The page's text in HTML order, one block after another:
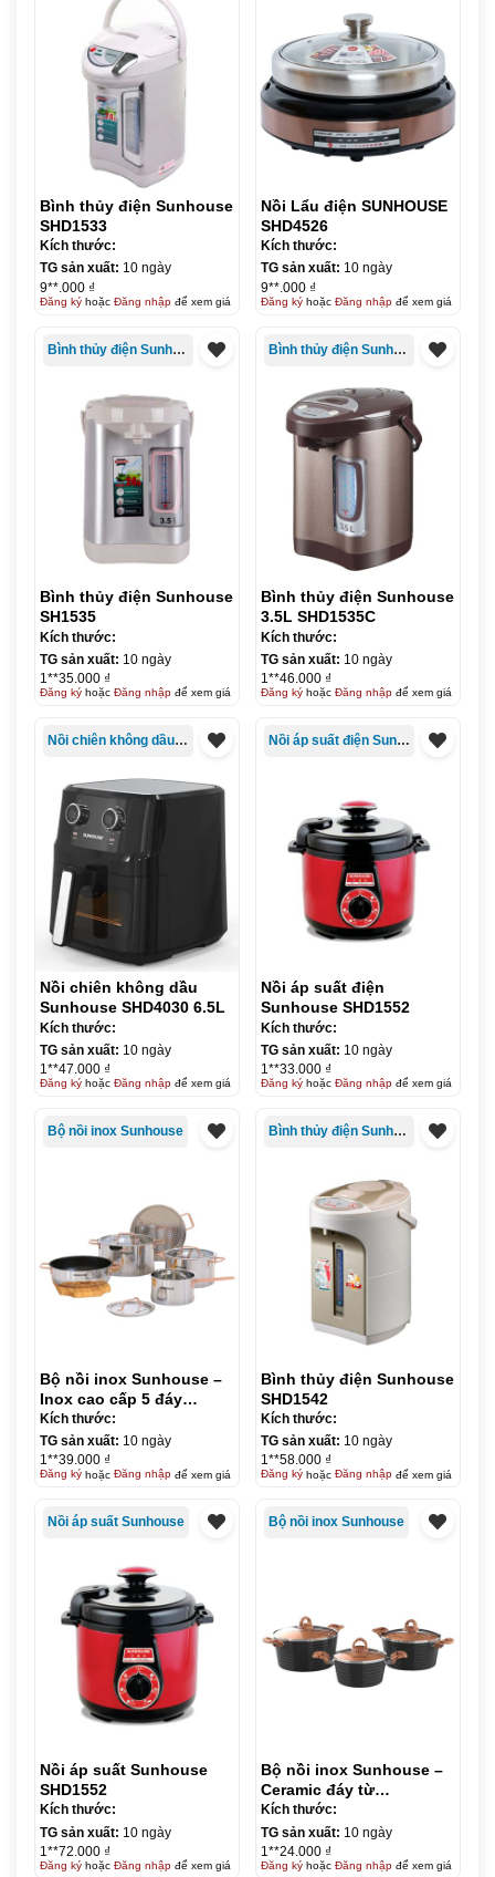
Bình thủy điện Sunhouse
SHD1533
Kích thước:
TG sản xuất: 10 ngày
9**.000 ₫
Đăng kýhoặc Đăng nhậpđể xem giá
Nồi Lẩu điện SUNHOUSE
SHD4526
Kích thước:
TG sản xuất: 10 ngày
9**.000 ₫
Đăng kýhoặc Đăng nhậpđể xem giá
Bình thủy điện Sunhouse
Bình thủy điện Sunhouse
SH1535
Kích thước:
TG sản xuất: 10 ngày
1**35.000 ₫
Đăng kýhoặc Đăng nhậpđể xem giá
Bình thủy điện Sunhouse
Bình thủy điện Sunhouse
3.5L SHD1535C
Kích thước:
TG sản xuất: 10 ngày
1**46.000 ₫
Đăng kýhoặc Đăng nhậpđể xem giá
Nồi chiên không dầu Sunhouse
Nồi chiên không dầu
Sunhouse SHD4030 6.5L
Kích thước:
TG sản xuất: 10 ngày
1**47.000 ₫
Đăng kýhoặc Đăng nhậpđể xem giá
Nồi áp suất điện Sunhouse
Nồi áp suất điện
Sunhouse SHD1552
Kích thước:
TG sản xuất: 10 ngày
1**33.000 ₫
Đăng kýhoặc Đăng nhậpđể xem giá
Bộ nồi inox Sunhouse
Bộ nồi inox Sunhouse –
Inox cao cấp 5 đáy
SHG989
Kích thước:
TG sản xuất: 10 ngày
1**39.000 ₫
Đăng kýhoặc Đăng nhậpđể xem giá
Bình thủy điện Sunhouse
Bình thủy điện Sunhouse
SHD1542
Kích thước:
TG sản xuất: 10 ngày
1**58.000 ₫
Đăng kýhoặc Đăng nhậpđể xem giá
Nồi áp suất Sunhouse
Nồi áp suất Sunhouse
SHD1552
Kích thước:
TG sản xuất: 10 ngày
1**72.000 ₫
Đăng kýhoặc Đăng nhậpđể xem giá
Bộ nồi inox Sunhouse
Bộ nồi inox Sunhouse –
Ceramic đáy từ
SHG2003MCA
Kích thước:
TG sản xuất: 10 ngày
1**24.000 ₫
Đăng kýhoặc Đăng nhậpđể xem giá